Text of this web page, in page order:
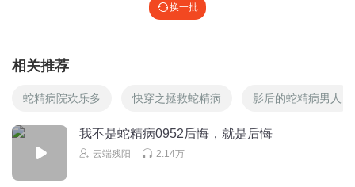
吴壹啊
马萨卡
回复 2025-02-24 0
栩瞳语
重复了
回复
换一批
相关推荐
蛇精病院欢乐多 快穿之拯救蛇精病 影后的蛇精病男人
我不是蛇精病0952后悔，就是后悔
云端残阳 2.14万